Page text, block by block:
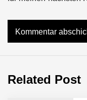
Related Post